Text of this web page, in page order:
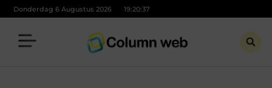
Donderdag 6 Augustus 2026 19:20:39